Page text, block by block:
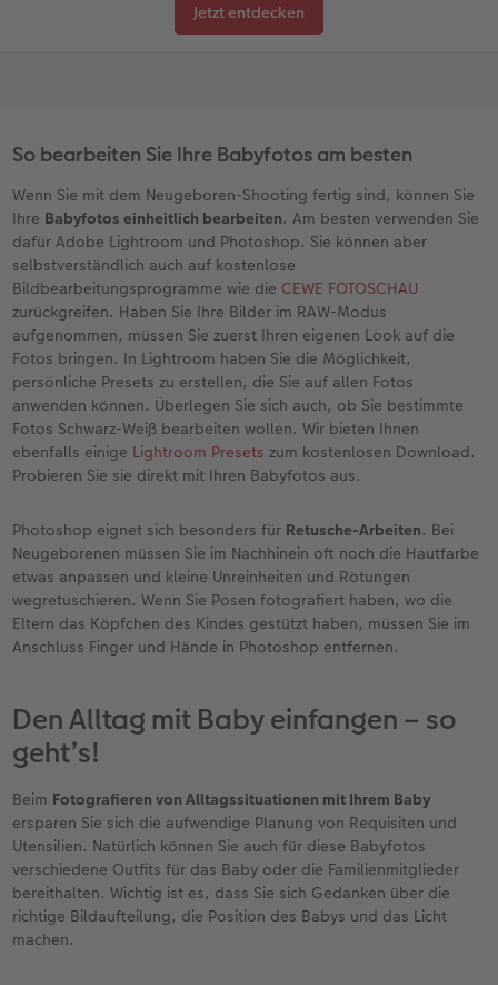
Jetzt entdecken
So bearbeiten Sie Ihre Babyfotos am besten
Wenn Sie mit dem Neugeboren-Shooting fertig sind, können Sie
Ihre Babyfotos einheitlich bearbeiten. Am besten verwenden Sie
dafür Adobe Lightroom und Photoshop. Sie können aber
selbstverständlich auch auf kostenlose
Bildbearbeitungsprogramme wie die CEWE FOTOSCHAU
zurückgreifen. Haben Sie Ihre Bilder im RAW-Modus
aufgenommen, müssen Sie zuerst Ihren eigenen Look auf die
Fotos bringen. In Lightroom haben Sie die Möglichkeit,
persönliche Presets zu erstellen, die Sie auf allen Fotos
anwenden können. Überlegen Sie sich auch, ob Sie bestimmte
Fotos Schwarz-Weiß bearbeiten wollen. Wir bieten Ihnen
ebenfalls einige Lightroom Presets zum kostenlosen Download.
Probieren Sie sie direkt mit Ihren Babyfotos aus.
Photoshop eignet sich besonders für Retusche-Arbeiten. Bei
Neugeborenen müssen Sie im Nachhinein oft noch die Hautfarbe
etwas anpassen und kleine Unreinheiten und Rötungen
wegretuschieren. Wenn Sie Posen fotografiert haben, wo die
Eltern das Köpfchen des Kindes gestützt haben, müssen Sie im
Anschluss Finger und Hände in Photoshop entfernen.
Den Alltag mit Baby einfangen – so
geht’s!
Beim Fotografieren von Alltagssituationen mit Ihrem Baby
ersparen Sie sich die aufwendige Planung von Requisiten und
Utensilien. Natürlich können Sie auch für diese Babyfotos
verschiedene Outfits für das Baby oder die Familienmitglieder
bereithalten. Wichtig ist es, dass Sie sich Gedanken über die
richtige Bildaufteilung, die Position des Babys und das Licht
machen.